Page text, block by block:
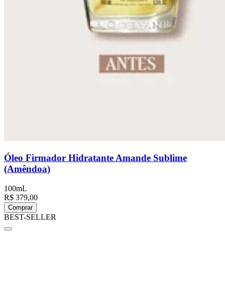
Óleo Firmador Hidratante Amande Sublime
(Amêndoa)
100mL
R$ 379,00
Comprar
BEST-SELLER